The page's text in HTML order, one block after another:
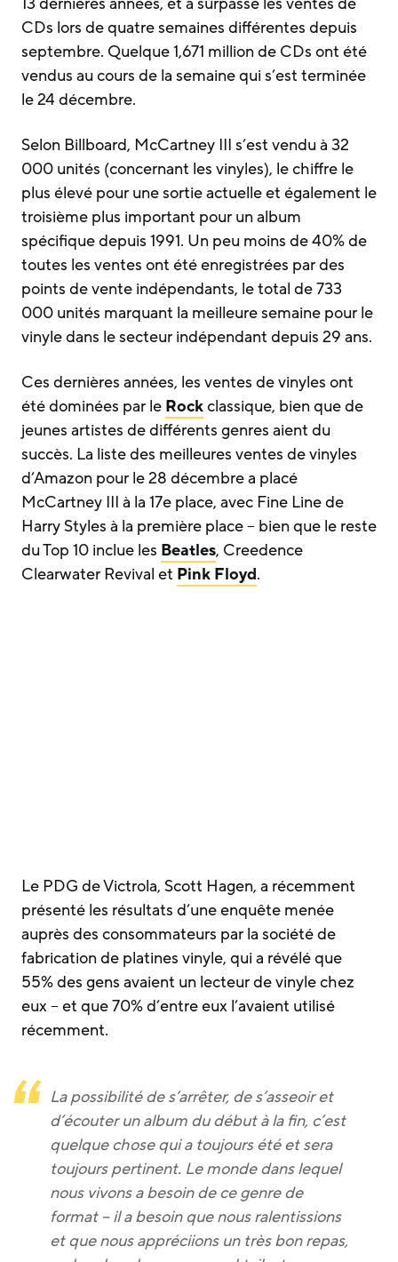
CDs lors de quatre semaines différentes depuis
septembre. Quelque 1,671 million de CDs ont été
vendus au cours de la semaine qui s’est terminée
le 24 décembre.
Selon Billboard, McCartney III s’est vendu à 32
000 unités (concernant les vinyles), le chiffre le
plus élevé pour une sortie actuelle et également le
troisième plus important pour un album
spécifique depuis 1991. Un peu moins de 40% de
toutes les ventes ont été enregistrées par des
points de vente indépendants, le total de 733
000 unités marquant la meilleure semaine pour le
vinyle dans le secteur indépendant depuis 29 ans.
Ces dernières années, les ventes de vinyles ont
été dominées par le Rockclassique, bien que de
jeunes artistes de différents genres aient du
succès. La liste des meilleures ventes de vinyles
d’Amazon pour le 28 décembre a placé
McCartney III à la 17e place, avec Fine Line de
Harry Styles à la première place – bien que le reste
du Top 10 inclue les Beatles, Creedence
Clearwater Revival et Pink Floyd.
Le PDG de Victrola, Scott Hagen, a récemment
présenté les résultats d’une enquête menée
auprès des consommateurs par la société de
fabrication de platines vinyle, qui a révélé que
55% des gens avaient un lecteur de vinyle chez
eux – et que 70% d’entre eux l’avaient utilisé
récemment.
La possibilité de s’arrêter, de s’asseoir et
d’écouter un album du début à la fin, c’est
quelque chose qui a toujours été et sera
toujours pertinent. Le monde dans lequel
nous vivons a besoin de ce genre de
format – il a besoin que nous ralentissions
et que nous appréciions un très bon repas,